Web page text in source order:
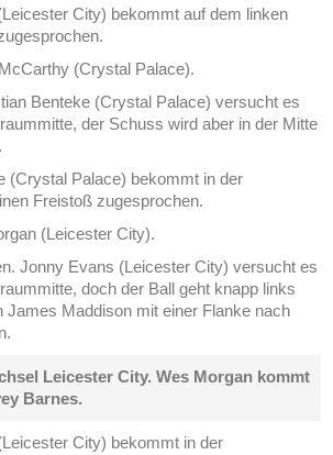
City) bekommt auf dem linken
(Crystal Palace).
Benteke (Crystal Palace) versucht es
der Schuss wird aber in der Mitte
(Crystal Palace) bekommt in der
Freistoß zugesprochen.
(Leicester City).
Jonny Evans (Leicester City) versucht es
doch der Ball geht knapp links
James Maddison mit einer Flanke nach
Leicester City. Wes Morgan kommt
Barnes.
City) bekommt in der